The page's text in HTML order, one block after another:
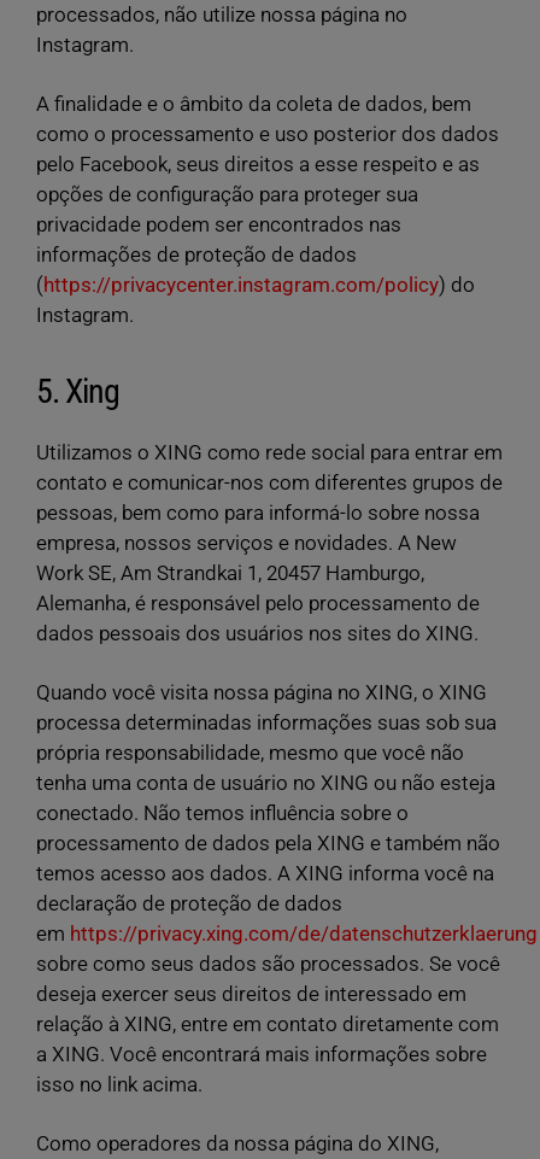
processados, não utilize nossa página no
Instagram.
A finalidade e o âmbito da coleta de dados, bem
como o processamento e uso posterior dos dados
pelo Facebook, seus direitos a esse respeito e as
opções de configuração para proteger sua
privacidade podem ser encontrados nas
informações de proteção de dados
(https://privacycenter.instagram.com/policy) do
Instagram.
5. Xing
Utilizamos o XING como rede social para entrar em
contato e comunicar-nos com diferentes grupos de
pessoas, bem como para informá-lo sobre nossa
empresa, nossos serviços e novidades. A New
Work SE, Am Strandkai 1, 20457 Hamburgo,
Alemanha, é responsável pelo processamento de
dados pessoais dos usuários nos sites do XING.
Quando você visita nossa página no XING, o XING
processa determinadas informações suas sob sua
própria responsabilidade, mesmo que você não
tenha uma conta de usuário no XING ou não esteja
conectado. Não temos influência sobre o
processamento de dados pela XING e também não
temos acesso aos dados. A XING informa você na
declaração de proteção de dados
em https://privacy.xing.com/de/datenschutzerklaerung
sobre como seus dados são processados. Se você
deseja exercer seus direitos de interessado em
relação à XING, entre em contato diretamente com
a XING. Você encontrará mais informações sobre
isso no link acima.
Como operadores da nossa página do XING,